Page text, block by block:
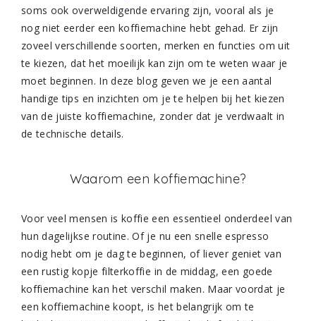
soms ook overweldigende ervaring zijn, vooral als je
nog niet eerder een koffiemachine hebt gehad. Er zijn
zoveel verschillende soorten, merken en functies om uit
te kiezen, dat het moeilijk kan zijn om te weten waar je
moet beginnen. In deze blog geven we je een aantal
handige tips en inzichten om je te helpen bij het kiezen
van de juiste koffiemachine, zonder dat je verdwaalt in
de technische details.
Waarom een koffiemachine?
Voor veel mensen is koffie een essentieel onderdeel van
hun dagelijkse routine. Of je nu een snelle espresso
nodig hebt om je dag te beginnen, of liever geniet van
een rustig kopje filterkoffie in de middag, een goede
koffiemachine kan het verschil maken. Maar voordat je
een koffiemachine koopt, is het belangrijk om te